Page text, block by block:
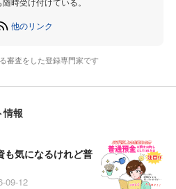
他のリンク
審査をした登録専門家です
情報
も気になるけれど普
09-12